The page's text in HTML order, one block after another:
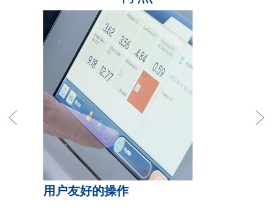
用户友好的操作